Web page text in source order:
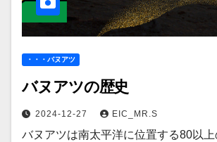
・・・バヌアツ
バヌアツの歴史
2024-12-27 EIC_MR.S
バヌアツは南太平洋に位置する80以